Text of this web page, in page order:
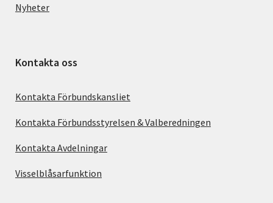
Nyheter
Kontakta oss
Kontakta Förbundskansliet
Kontakta Förbundsstyrelsen & Valberedningen
Kontakta Avdelningar
Visselblåsarfunktion